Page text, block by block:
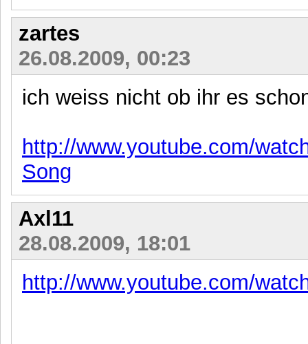
zartes
26.08.2009, 00:23
ich weiss nicht ob ihr es
http://www.youtube.com/
Song
Axl11
28.08.2009, 18:01
http://www.youtube.com/